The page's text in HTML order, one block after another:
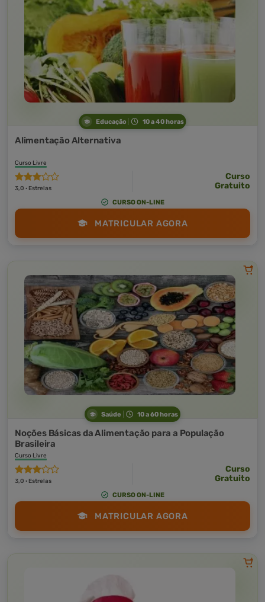
Educação 10 a 40 horas
Alimentação Alternativa
Curso Livre
3,0 · Estrelas
Curso
Gratuito
CURSO ON-LINE
MATRICULAR AGORA
Saúde 10 a 60 horas
Noções Básicas da Alimentação para a População
Brasileira
Curso Livre
3,0 · Estrelas
Curso
Gratuito
CURSO ON-LINE
MATRICULAR AGORA